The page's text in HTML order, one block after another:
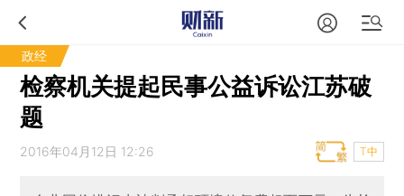
政经
检察机关提起民事公益诉讼江苏破
题
2016年04月12日 12:26 T中